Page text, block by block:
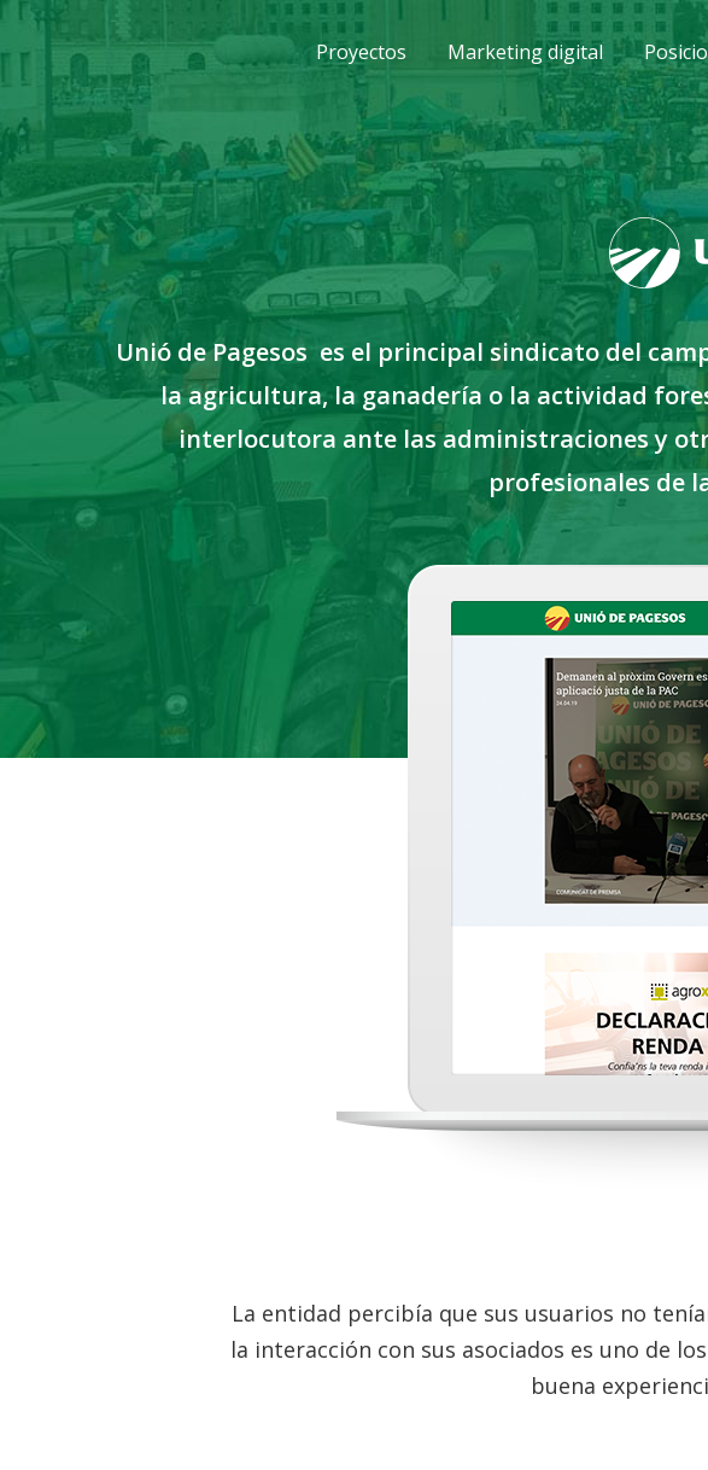
Proyectos Marketing digital
Unió de Pagesos es el principal sindicato del
la agricultura, la ganadería o la actividad
interlocutora ante las administraciones y
profesionales de
La entidad percibía que sus usuarios no
la interacción con sus asociados es uno de
buena